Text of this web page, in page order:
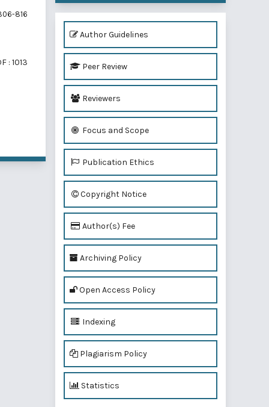
816
: 1013
Author Guidelines
Peer Review
Reviewers
Focus and Scope
Publication Ethics
Copyright Notice
Author(s) Fee
Archiving Policy
Open Access Policy
Indexing
Plagiarism Policy
Statistics